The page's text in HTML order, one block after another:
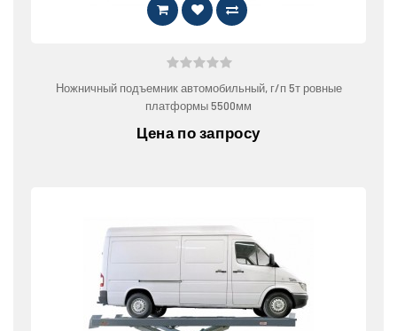
Ножничный подъемник автомобильный, г/п 5т ровные
платформы 5500мм
Цена по запросу